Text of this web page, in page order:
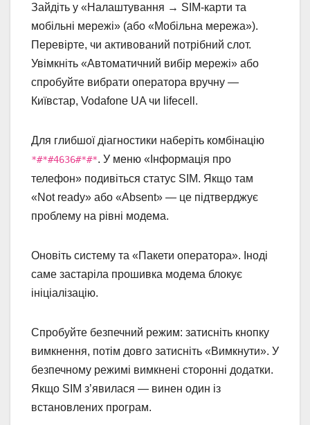
Зайдіть у «Налаштування → SIM-карти та
мобільні мережі» (або «Мобільна мережа»).
Перевірте, чи активований потрібний слот.
Увімкніть «Автоматичний вибір мережі» або
спробуйте вибрати оператора вручну —
Київстар, Vodafone UA чи lifecell.
Для глибшої діагностики наберіть комбінацію
*#*#4636#*#*. У меню «Інформація про
телефон» подивіться статус SIM. Якщо там
«Not ready» або «Absent» — це підтверджує
проблему на рівні модема.
Оновіть систему та «Пакети оператора». Іноді
саме застаріла прошивка модема блокує
ініціалізацію.
Спробуйте безпечний режим: затисніть кнопку
вимкнення, потім довго затисніть «Вимкнути». У
безпечному режимі вимкнені сторонні додатки.
Якщо SIM з’явилася — винен один із
встановлених програм.